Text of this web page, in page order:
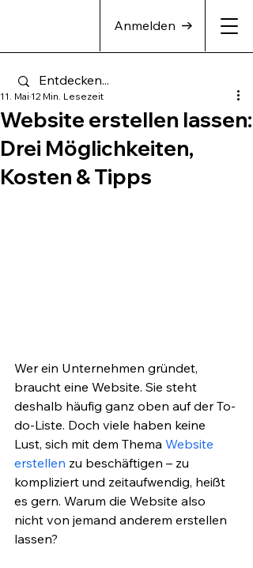
Anmelden
Website erstellen lassen:
Drei Möglichkeiten,
Kosten & Tipps
11. Mai 12 Min. Lesezeit
Wer ein Unternehmen gründet,
braucht eine Website. Sie steht
deshalb häufig ganz oben auf der To-
do-Liste. Doch viele haben keine
Lust, sich mit dem Thema Website
erstellen zu beschäftigen – zu
kompliziert und zeitaufwendig, heißt
es gern. Warum die Website also
nicht von jemand anderem erstellen
lassen?